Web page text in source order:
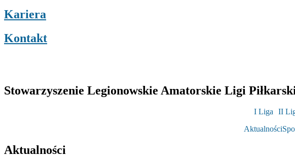
Kariera
Kontakt
Stowarzyszenie Legionowskie Amatorskie Ligi
I Liga II
Aktualności
Aktualności